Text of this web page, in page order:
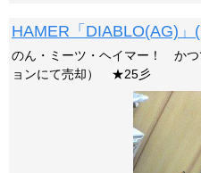
HAMER「DIABLO(AG)」
のん・ミーツ・ヘイマー！ か
ョンにて売却） ★25彡